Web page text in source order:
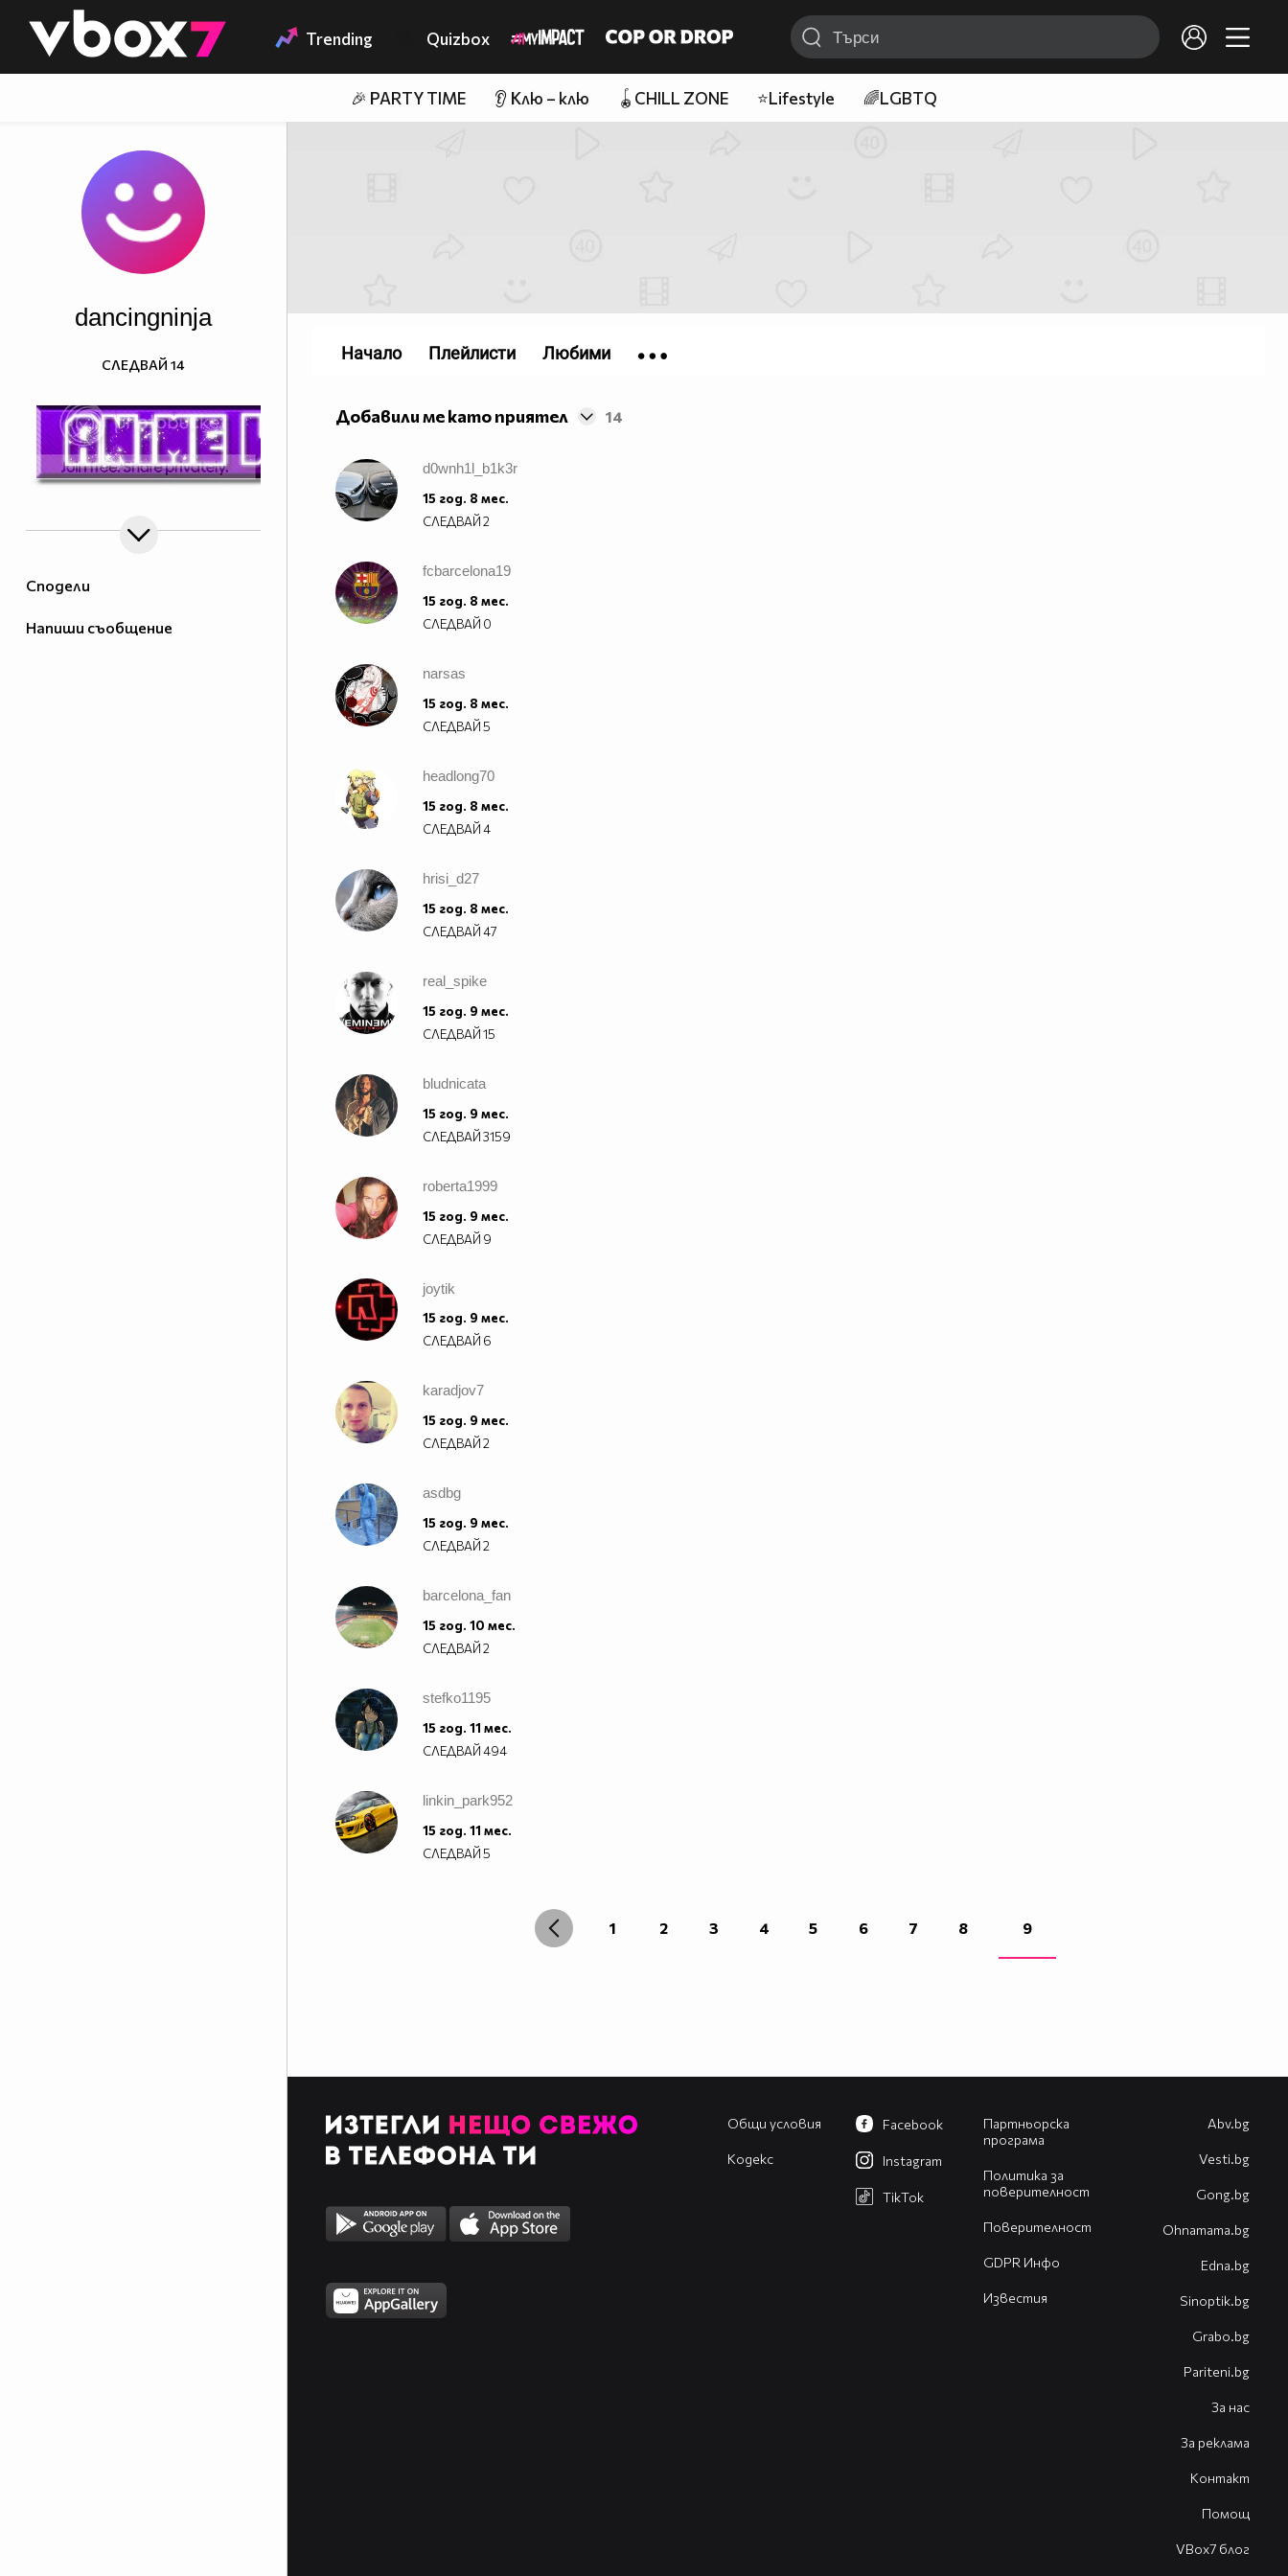
👾 Trending Quizbox
🎉 PARTY TIME 👂 Клю – клю 🪀CHILL ZONE ⭐Lifestyle 🌈LGBTQ
Сподели
Напиши съобщение
dancingninja
СЛЕДВАЙ 14
Добавили ме като приятел 14
d0wnh1l_b1k3r
15 год. 8 мес.
СЛЕДВАЙ2
fcbarcelona19
15 год. 8 мес.
СЛЕДВАЙ 0
narsas
15 год. 8 мес.
СЛЕДВАЙ5
headlong70
15 год. 8 мес.
СЛЕДВАЙ4
hrisi_d27
15 год. 8 мес.
СЛЕДВАЙ47
real_spike
15 год. 9 мес.
СЛЕДВАЙ15
bludnicata
15 год. 9 мес.
СЛЕДВАЙ3159
roberta1999
15 год. 9 мес.
СЛЕДВАЙ 9
joytik
15 год. 9 мес.
СЛЕДВАЙ 6
karadjov7
15 год. 9 мес.
СЛЕДВАЙ2
asdbg
15 год. 9 мес.
СЛЕДВАЙ2
barcelona_fan
15 год. 10 мес.
СЛЕДВАЙ2
stefko1195
15 год. 11 мес.
СЛЕДВАЙ494
linkin_park952
15 год. 11 мес.
СЛЕДВАЙ5
1 2 3 4 5 6 7 8 9
Начало Плейлисти Любими
Общи условия
Кодекс
Партньорска
програма
Политика за
поверителност
Поверителност
GDPR Инфо
Известия
Facebook
Instagram
TikTok
Abv.bg
Vesti.bg
Gong.bg
Оhnamama.bg
Edna.bg
Sinoptik.bg
Grabo.bg
Pariteni.bg
За нас
За реклама
Контакт
Помощ
VBox7 блог